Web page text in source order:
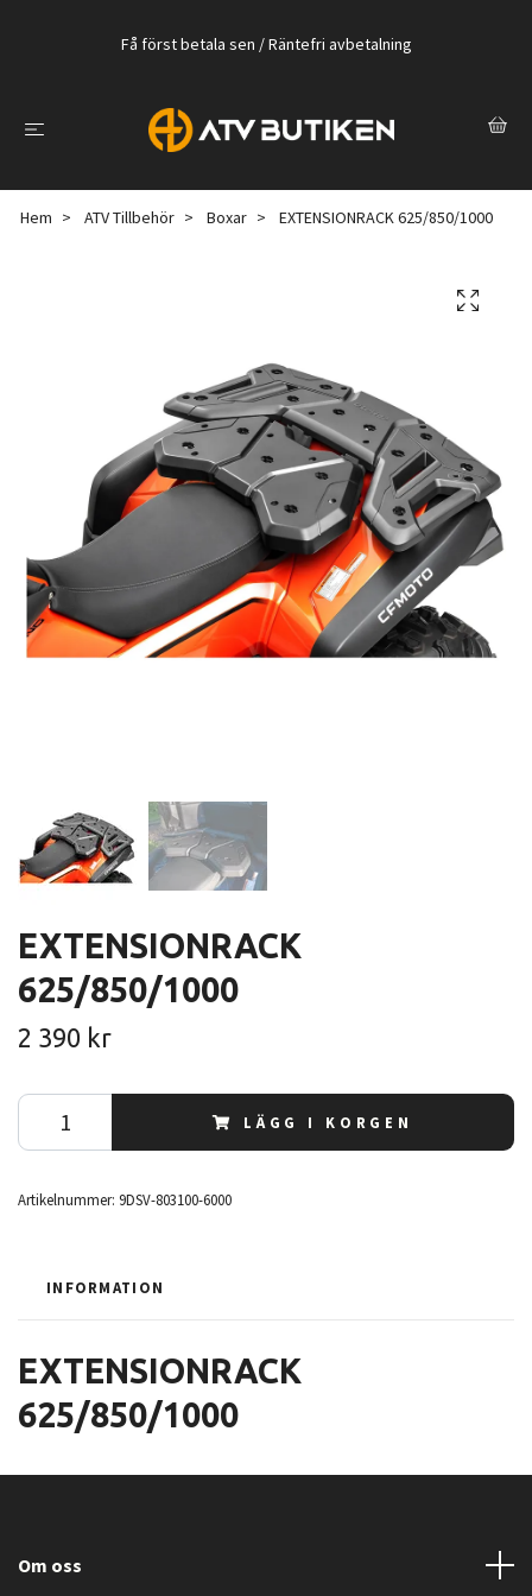
Få först betala sen / Räntefri avbetalning
Hem ATV Tillbehör Boxar EXTENSIONRACK 625/850/1000
EXTENSIONRACK
625/850/1000
2 390 kr
LÄGG I KORGEN
Artikelnummer: 9DSV-803100-6000
INFORMATION
EXTENSIONRACK
625/850/1000
Om oss